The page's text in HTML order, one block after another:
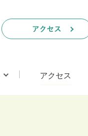
アクセス